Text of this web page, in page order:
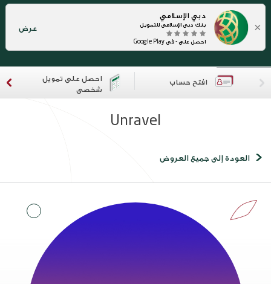
×
دبي الإسلامي
بنك دبي الإسلامي للتمويل
احصل على - في Google Play
عرض
افتح حساب
احصل على تمويل
شخصي
Unravel
العودة إلى جميع العروض